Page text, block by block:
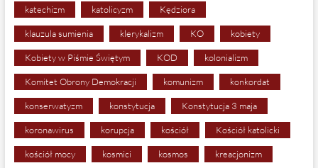
katechizm katolicyzm Kędziora
klauzula sumienia klerykalizm KO kobiety
Kobiety w Piśmie Świętym KOD kolonializm
Komitet Obrony Demokracji komunizm konkordat
konserwatyzm konstytucja Konstytucja 3 maja
koronawirus korupcja kościół Kościół katolicki
kościół mocy kosmici kosmos kreacjonizm